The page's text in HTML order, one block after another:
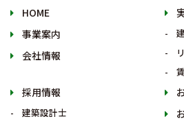
HOME
事業案内
会社情報
採用情報
建築設計士